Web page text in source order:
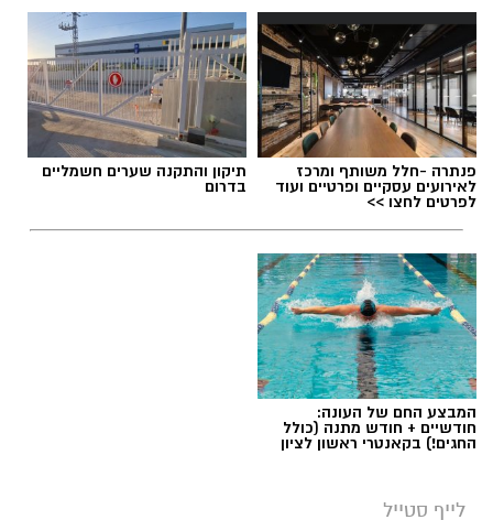
פנתרה -חלל משותף ומרכז
לאירועים עסקיים ופרטיים ועוד
לפרטים לחצו >>
תיקון והתקנה שערים חשמליים
בדרום
המבצע החם של העונה:
חודשיים + חודש מתנה (כולל
החגים!) בקאנטרי ראשון לציון
לייף סטייל